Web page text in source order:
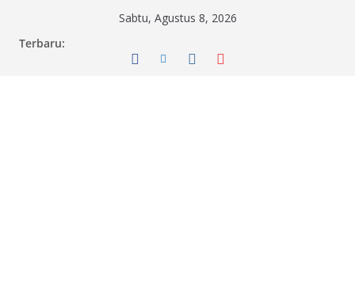
Sabtu, Agustus 8, 2026
Terbaru: